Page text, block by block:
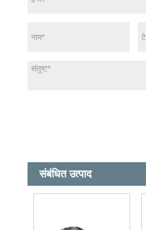
संबंधित उत्पाद